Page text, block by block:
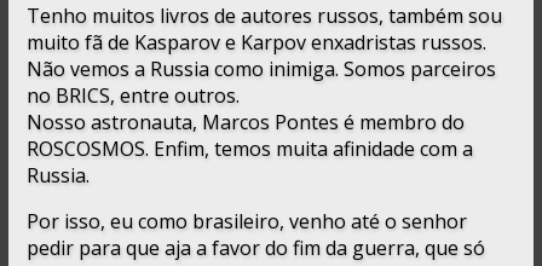
Tenho muitos livros de autores russos, também sou
muito fã de Kasparov e Karpov enxadristas russos.
Não vemos a Russia como inimiga. Somos parceiros
no BRICS, entre outros.
Nosso astronauta, Marcos Pontes é membro do
ROSCOSMOS. Enfim, temos muita afinidade com a
Russia.
Por isso, eu como brasileiro, venho até o senhor
pedir para que aja a favor do fim da guerra, que só